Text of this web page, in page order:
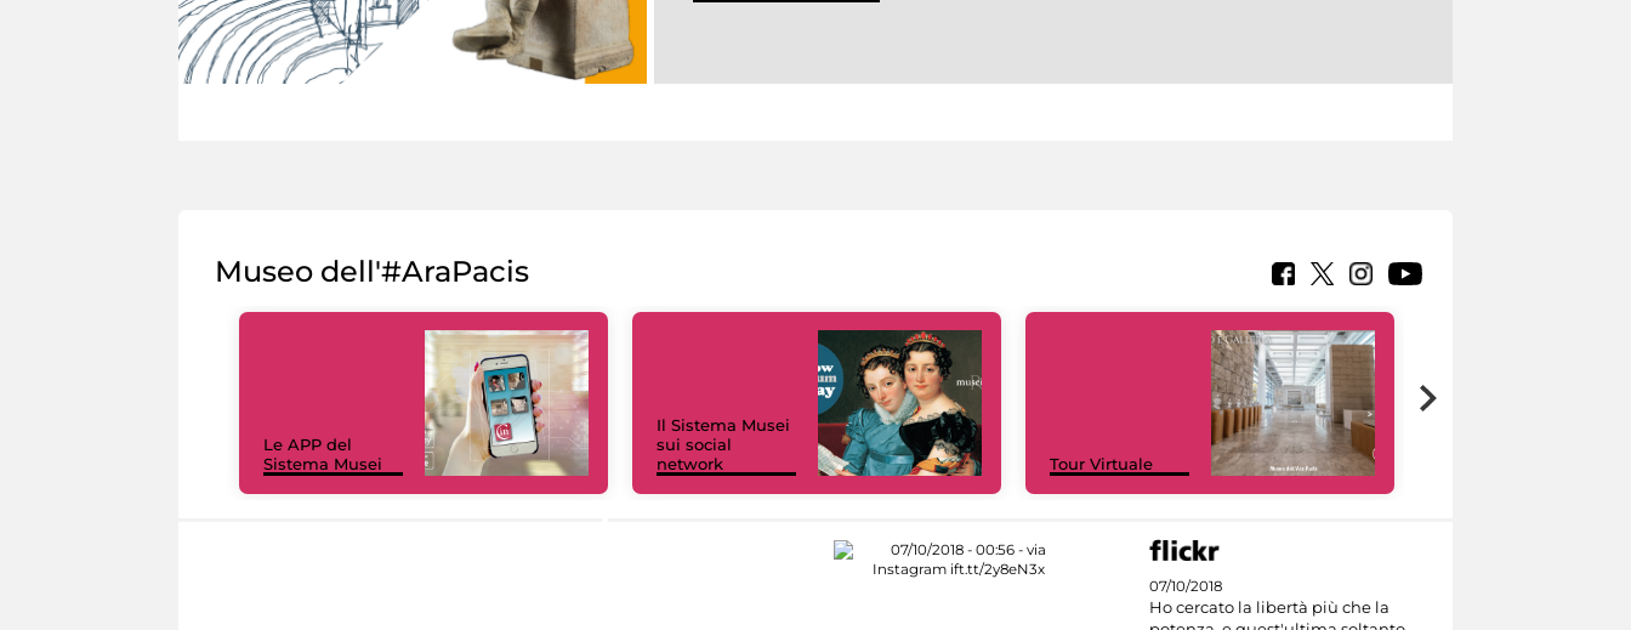
Museo dell'#AraPacis
Le APP del
Sistema Musei
Il Sistema Musei
sui social
network
Tour Virtuale
07/10/2018
Ho cercato la libertà più che la